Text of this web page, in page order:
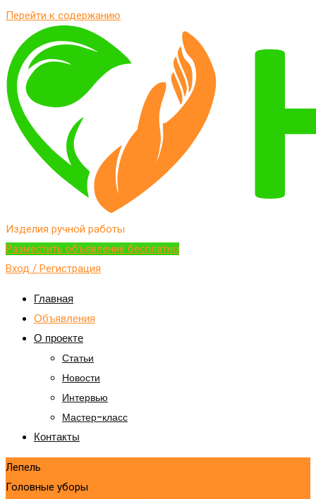
Перейти к содержанию
Изделия ручной работы
Разместить объявление бесплатно
Вход / Регистрация
Главная
Объявления
О проекте
Статьи
Новости
Интервью
Мастер-класс
Контакты
Лепель
Головные уборы